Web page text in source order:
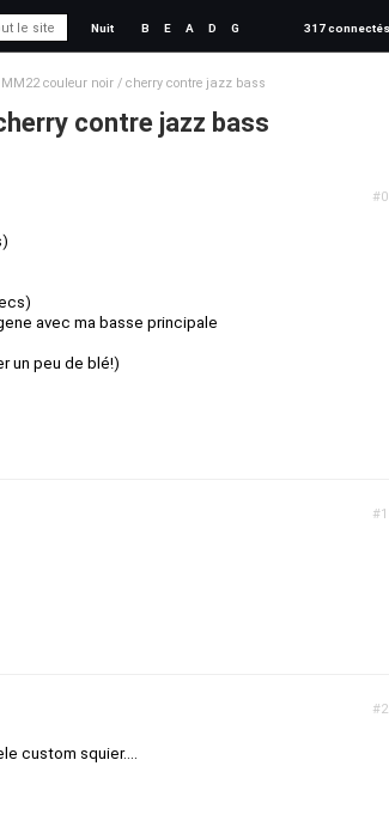
Nuit B E A D G 317 connectés
couleur noir / cherry contre jazz bass
contre jazz bass
#0
avec ma basse principale
un peu de blé!)
#1
#2
custom squier....